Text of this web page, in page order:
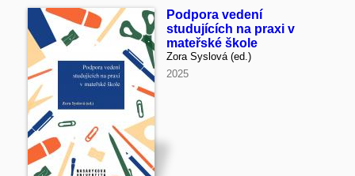
Podpora vedení
studujících na praxi v
mateřské škole
Zora Syslová (ed.)
2025